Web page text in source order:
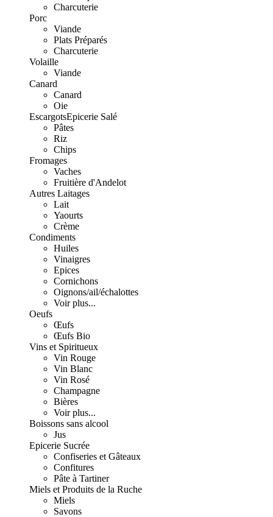
Charcuterie
Porc
Viande
Plats Préparés
Charcuterie
Volaille
Viande
Canard
Canard
Oie
EscargotsEpicerie Salé
Pâtes
Riz
Chips
Fromages
Vaches
Fruitière d'Andelot
Autres Laitages
Lait
Yaourts
Crème
Condiments
Huiles
Vinaigres
Epices
Cornichons
Oignons/ail/échalottes
Voir plus...
Oeufs
Œufs
Œufs Bio
Vins et Spiritueux
Vin Rouge
Vin Blanc
Vin Rosé
Champagne
Bières
Voir plus...
Boissons sans alcool
Jus
Epicerie Sucrée
Confiseries et Gâteaux
Confitures
Pâte à Tartiner
Miels et Produits de la Ruche
Miels
Savons